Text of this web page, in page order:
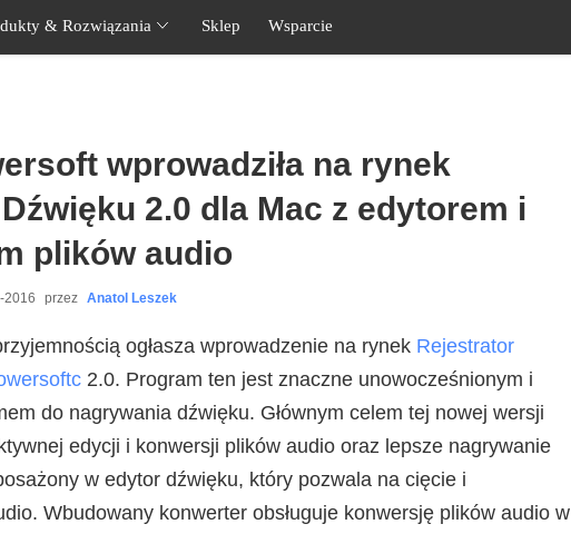
& Rozwiązania Sklep Wsparcie
wprowadziła na rynek
2.0 dla Mac z edytorem i
plików audio
2016 przez Anatol Leszek
ogłasza wprowadzenie na rynek Rejestrator
2.0. Program ten jest znaczne unowocześnionym i
do nagrywania dźwięku. Głównym celem tej nowej wersji
edycji i konwersji plików audio oraz lepsze nagrywanie
w edytor dźwięku, który pozwala na cięcie i
Wbudowany konwerter obsługuje konwersję plików audio w